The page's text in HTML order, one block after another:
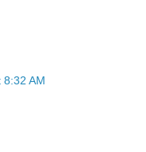
8:32 AM